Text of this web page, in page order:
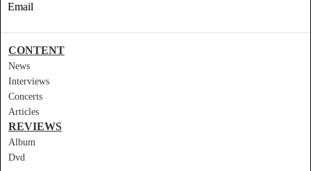
Email
CONTENT
News
Interviews
Concerts
Articles
REVIEWS
Album
Dvd